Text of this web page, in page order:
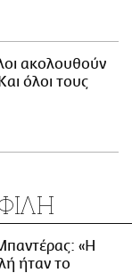
ακολουθούν
όλοι τους
«Η
ήταν το